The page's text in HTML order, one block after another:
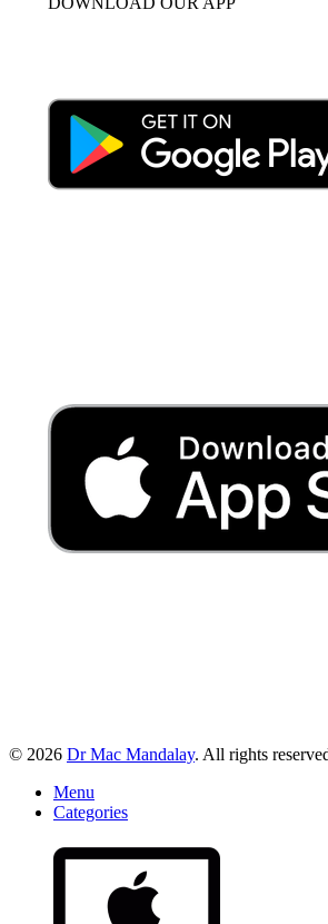
© 2026 Dr Mac Mandalay. All rights
Menu
Categories